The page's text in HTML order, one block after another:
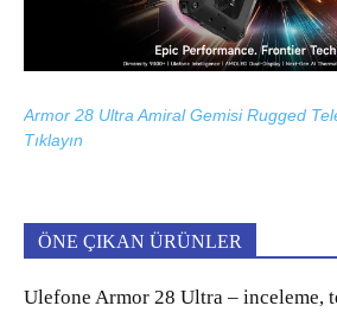
Armor 28 Ultra Amiral Gemisi Rugged
Tıklayın
ÖNE ÇIKAN ÜRÜNLER
Ulefone Armor 28 Ultra – inceleme,